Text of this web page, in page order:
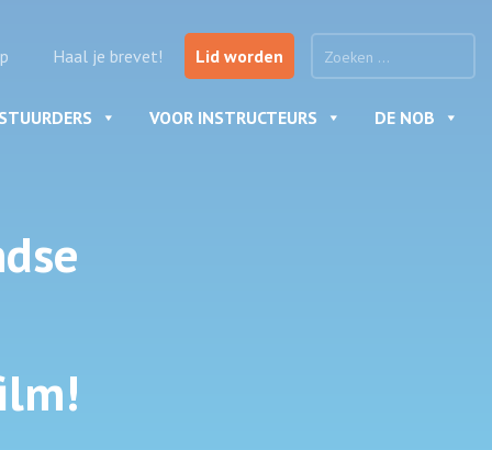
Haal je brevet! Lid worden
VOOR INSTRUCTEURS DE NOB